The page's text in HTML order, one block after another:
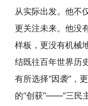
从实际出发。他不
更关注未来。他没
样板，更没有机械
结既往百年世界历
有所选择“因袭”，
的“创获”——“三民